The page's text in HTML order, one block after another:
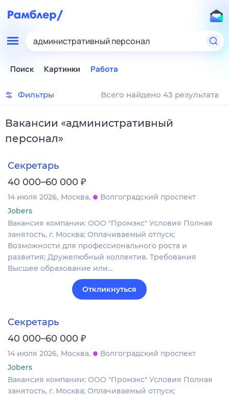
административный персонал
Поиск Картинки Работа
Фильтры Всего найдено 43 результата
Вакансии «административный
персонал»
Секретарь
40 000–60 000 ₽
14 июля 2026 Москва
Волгоградский проспект
Jobers
Вакансия компании: ООО "Промэкс" Условия Полная
занятость, г. Москва; Оплачиваемый отпуск;
Возможности для профессионального роста и
развития; Дружелюбный коллектив. Требования
Высшее образование или…
Откликнуться
Секретарь
40 000–60 000 ₽
14 июля 2026 Москва
Волгоградский проспект
Jobers
Вакансия компании: ООО "Промэкс" Условия Полная
занятость, г. Москва; Оплачиваемый отпуск;